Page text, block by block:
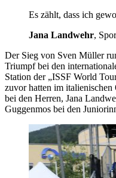
Es zählt, dass ich
Jana Landwehr,
Der Sieg von Sven Müller
Triumpf bei den
Station der „ISSF World
zuvor hatten im
bei den Herren, Jana
Guggenmos bei den